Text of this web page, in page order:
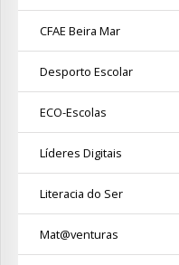
CFAE Beira Mar
Desporto Escolar
ECO-Escolas
Líderes Digitais
Literacia do Ser
Mat@venturas